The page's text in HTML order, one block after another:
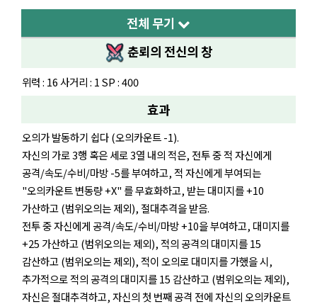
전체 무기
춘뢰의 전신의 창
위력 : 16 사거리 : 1 SP : 400
효과
오의가 발동하기 쉽다 (오의카운트 -1).
자신의 가로 3행 혹은 세로 3열 내의 적은, 전투 중 적 자신에게
공격/속도/수비/마방 -5를 부여하고, 적 자신에게 부여되는
"오의카운트 변동량 +X" 를 무효화하고, 받는 대미지를 +10
가산하고 (범위오의는 제외), 절대추격을 받음.
전투 중 자신에게 공격/속도/수비/마방 +10을 부여하고, 대미지를
+25 가산하고 (범위오의는 제외), 적의 공격의 대미지를 15
감산하고 (범위오의는 제외), 적이 오의로 대미지를 가했을 시,
추가적으로 적의 공격의 대미지를 15 감산하고 (범위오의는 제외),
자신은 절대추격하고, 자신의 첫 번째 공격 전에 자신의 오의카운트